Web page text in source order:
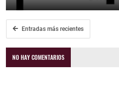
Entradas más recientes
NO HAY COMENTARIOS